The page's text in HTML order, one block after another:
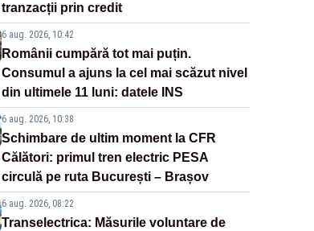
tranzacții prin credit
6 aug. 2026, 10:42
Românii cumpără tot mai puțin.
Consumul a ajuns la cel mai scăzut nivel
din ultimele 11 luni: datele INS
6 aug. 2026, 10:38
Schimbare de ultim moment la CFR
Călători: primul tren electric PESA
circulă pe ruta București – Brașov
6 aug. 2026, 08:22
Transelectrica: Măsurile voluntare de